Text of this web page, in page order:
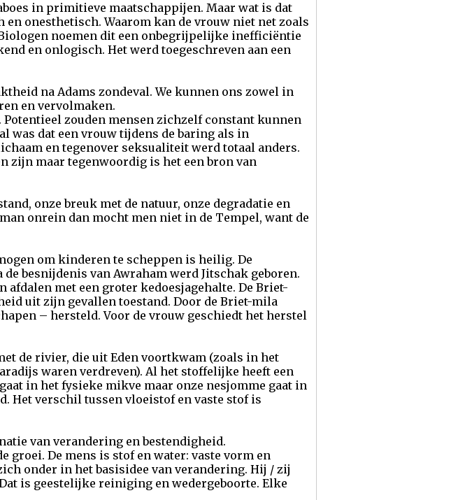
in primitieve maatschappijen. Maar wat is dat
onesthetisch. Waarom kan de vrouw niet net zoals
noemen dit een onbegrijpelijke inefficiëntie
en onlogisch. Het werd toegeschreven aan een
na Adams zondeval. We kunnen ons zowel in
en vervolmaken.
zouden mensen zichzelf constant kunnen
was dat een vrouw tijdens de baring als in
en tegenover seksualiteit werd totaal anders.
zijn maar tegenwoordig is het een bron van
onze breuk met de natuur, onze degradatie en
onrein dan mocht men niet in de Tempel, want de
om kinderen te scheppen is heilig. De
besnijdenis van Awraham werd Jitschak geboren.
afdalen met een groter kedoesjagehalte. De Briet-
uit zijn gevallen toestand. Door de Briet-mila
– hersteld. Voor de vrouw geschiedt het herstel
de rivier, die uit Eden voortkwam (zoals in het
waren verdreven). Al het stoffelijke heeft een
in het fysieke mikve maar onze nesjomme gaat in
Het verschil tussen vloeistof en vaste stof is
van verandering en bestendigheid.
groei. De mens is stof en water: vaste vorm en
onder in het basisidee van verandering. Hij / zij
is geestelijke reiniging en wedergeboorte. Elke